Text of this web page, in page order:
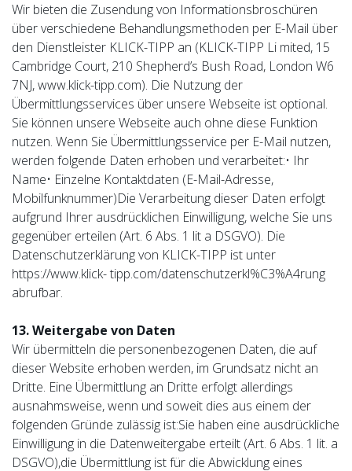
Wir bieten die Zusendung von Informationsbroschüren
über verschiedene Behand­lungsmethoden per E-Mail über
den Dienstleister KLICK-TIPP an (KLICK-TIPP Li­ mited, 15
Cambridge Court, 210 Shepherd’s Bush Road, London W6
7NJ, www.klick-tipp.com). Die Nutzung der
Übermittlungsservices über unsere Webseite ist optional.
Sie können unsere Webseite auch ohne diese Funktion
nutzen. Wenn Sie Übermittlungsservice per E-Mail nutzen,
werden folgende Daten erhoben und verarbeitet:• Ihr
Name• Einzelne Kontaktdaten (E-Mail-Adresse,
Mobilfunknummer)Die Verarbeitung dieser Daten erfolgt
aufgrund Ihrer ausdrücklichen Einwilligung, welche Sie uns
gegenüber erteilen (Art. 6 Abs. 1 lit a DSGVO). Die
Datenschutzerklärung von KLICK-TIPP ist unter
https://www.klick- tipp.com/datenschutzerkl%C3%A4rung
abrufbar.
13. Weitergabe von Daten
Wir übermitteln die personenbezogenen Daten, die auf
dieser Website erhoben werden, im Grundsatz nicht an
Dritte. Eine Übermittlung an Dritte erfolgt allerdings
ausnahmsweise, wenn und soweit dies aus einem der
folgenden Gründe zulässig ist:Sie haben eine ausdrückliche
Einwilligung in die Datenweitergabe erteilt (Art. 6 Abs. 1 lit. a
DSGVO),die Übermittlung ist für die Abwicklung eines